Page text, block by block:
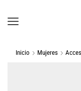
Inicio Mujeres